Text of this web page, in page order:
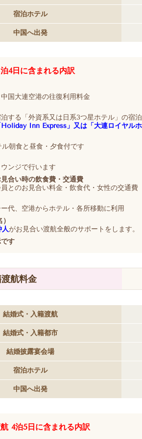
宿泊ホテル
中国へ出発
4日に含まれる内訳
国大連空港の往復利用料金
する「外資系又は日系3つ星ホテル」の宿
Inn Express」又は「大連ロイヤル
朝食と昼食・夕食付です
ンジで行います
合い時の飲食費・交通費
とのお見合い料金・飲食代・女性の交通費
代、空港からホテル・各所移動に利用
人がお見合い渡航全般のサポートをします。
す
航料金
結婚式・入籍渡航
結婚式・入籍都市
結婚披露宴会場
宿泊ホテル
中国へ出発
4泊5日に含まれる内訳